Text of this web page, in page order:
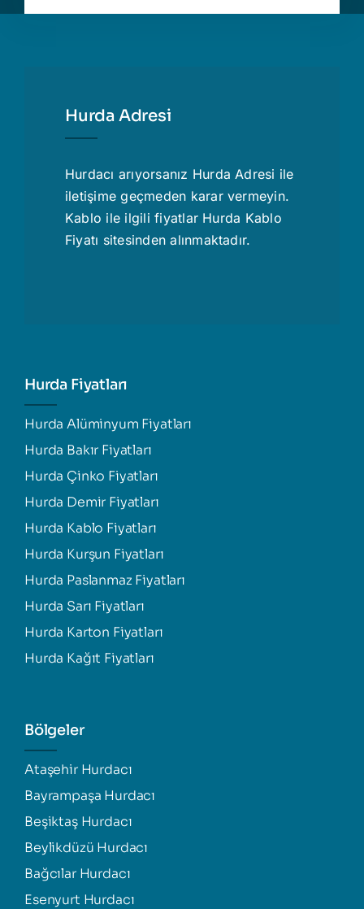
Hurda Adresi
Hurdacı arıyorsanız Hurda Adresi ile
iletişime geçmeden karar vermeyin.
Kablo ile ilgili fiyatlar Hurda Kablo
Fiyatı sitesinden alınmaktadır.
Hurda Fiyatları
Hurda Alüminyum Fiyatları
Hurda Bakır Fiyatları
Hurda Çinko Fiyatları
Hurda Demir Fiyatları
Hurda Kablo Fiyatları
Hurda Kurşun Fiyatları
Hurda Paslanmaz Fiyatları
Hurda Sarı Fiyatları
Hurda Karton Fiyatları
Hurda Kağıt Fiyatları
Bölgeler
Ataşehir Hurdacı
Bayrampaşa Hurdacı
Beşiktaş Hurdacı
Beylikdüzü Hurdacı
Bağcılar Hurdacı
Esenyurt Hurdacı